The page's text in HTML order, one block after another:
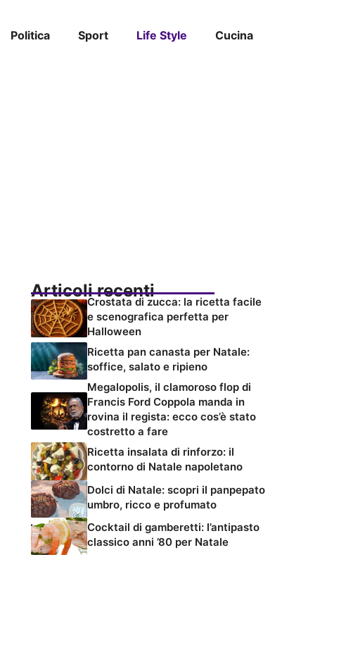
Politica Sport Life Style Cucina
Articoli recenti
Crostata di zucca: la ricetta facile
e scenografica perfetta per
Halloween
Ricetta pan canasta per Natale:
soffice, salato e ripieno
Megalopolis, il clamoroso flop di
Francis Ford Coppola manda in
rovina il regista: ecco cos’è stato
costretto a fare
Ricetta insalata di rinforzo: il
contorno di Natale napoletano
Dolci di Natale: scopri il panpepato
umbro, ricco e profumato
Cocktail di gamberetti: l’antipasto
classico anni ’80 per Natale